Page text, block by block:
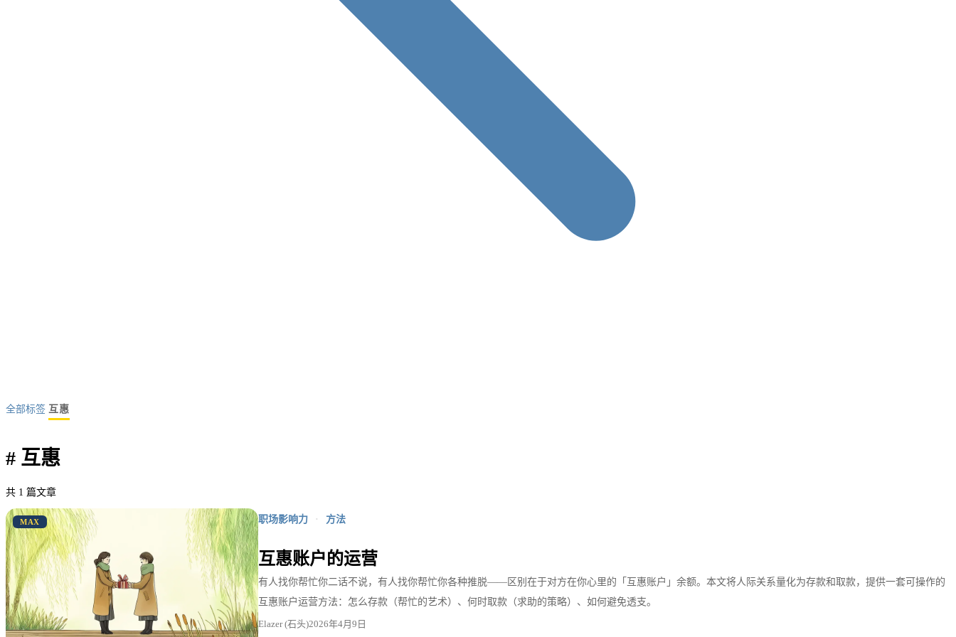
全部标签 互惠
# 互惠
共 1 篇文章
MAX 职场影响力 · 方法
互惠账户的运营
有人找你帮忙你二话不说，有人找你帮忙你各种推脱——区别在于对方在你心里的「互惠账户」余额。本文将人际关系量化为存款和取款，提供一套可操作的
互惠账户运营方法：怎么存款（帮忙的艺术）、何时取款（求助的策略）、如何避免透支。
Elazer (石头)2026年4月9日